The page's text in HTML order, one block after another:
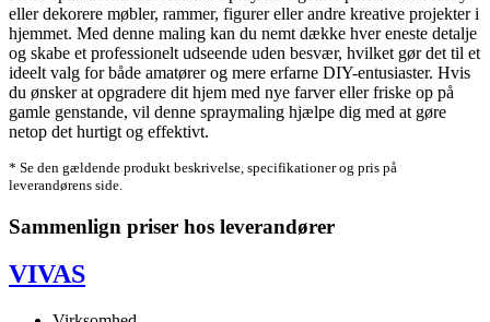
eller dekorere møbler, rammer, figurer eller andre kreative projekter i
hjemmet. Med denne maling kan du nemt dække hver eneste detalje
og skabe et professionelt udseende uden besvær, hvilket gør det til et
ideelt valg for både amatører og mere erfarne DIY-entusiaster. Hvis
du ønsker at opgradere dit hjem med nye farver eller friske op på
gamle genstande, vil denne spraymaling hjælpe dig med at gøre
netop det hurtigt og effektivt.
* Se den gældende produkt beskrivelse, specifikationer og pris på
leverandørens side.
Sammenlign priser hos leverandører
VIVAS